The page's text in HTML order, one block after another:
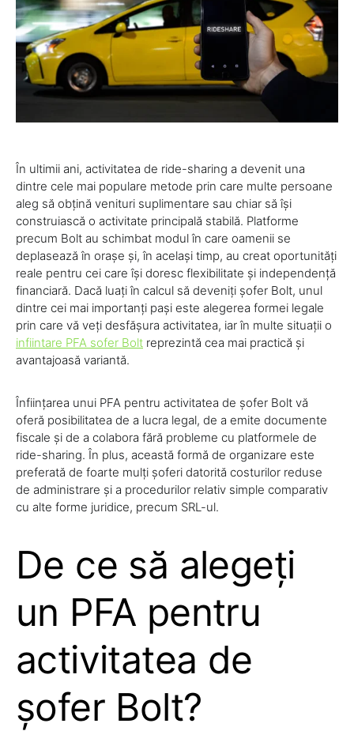
În ultimii ani, activitatea de ride-sharing a devenit una
dintre cele mai populare metode prin care multe persoane
aleg să obțină venituri suplimentare sau chiar să își
construiască o activitate principală stabilă. Platforme
precum Bolt au schimbat modul în care oamenii se
deplasează în orașe și, în același timp, au creat oportunități
reale pentru cei care își doresc flexibilitate și independență
financiară. Dacă luați în calcul să deveniți șofer Bolt, unul
dintre cei mai importanți pași este alegerea formei legale
prin care vă veți desfășura activitatea, iar în multe situații o
infiintare PFA sofer Bolt reprezintă cea mai practică și
avantajoasă variantă.
Înființarea unui PFA pentru activitatea de șofer Bolt vă
oferă posibilitatea de a lucra legal, de a emite documente
fiscale și de a colabora fără probleme cu platformele de
ride-sharing. În plus, această formă de organizare este
preferată de foarte mulți șoferi datorită costurilor reduse
de administrare și a procedurilor relativ simple comparativ
cu alte forme juridice, precum SRL-ul.
De ce să alegeți
un PFA pentru
activitatea de
șofer Bolt?